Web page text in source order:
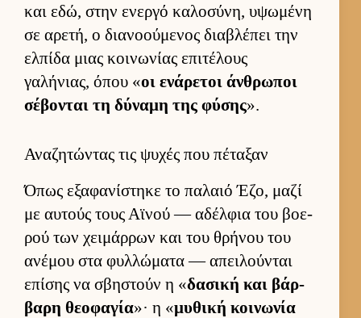
και εδώ, στην ενεργό καλοσύνη, υψωμένη
σε αρετή, ο δια­νοού­μενος δια­βλέπει την
ελ­πίδα μιας κοι­νωνίας επιτέλους
γαλήνιας, όπου «οι ενάρετοι άν­θρωποι
σέβονται τη δύναμη της φύσης».
Αναζητώντας τις ψυχές που πέταξαν
Όπως εξαφανίστηκε το παλαιό Έζο, μαζί
με αυ­τούς τους Αϊνού — αδέλ­φια του βοε­
ρού των χει­μάρ­ρων και του θρήνου του
ανέμου στα φυλ­λώματα — απει­λού­νται
επίσης να σβηστούν η «δασική και βάρ­
βαρη θεοφαγία»· η «μυθική κοι­νωνία